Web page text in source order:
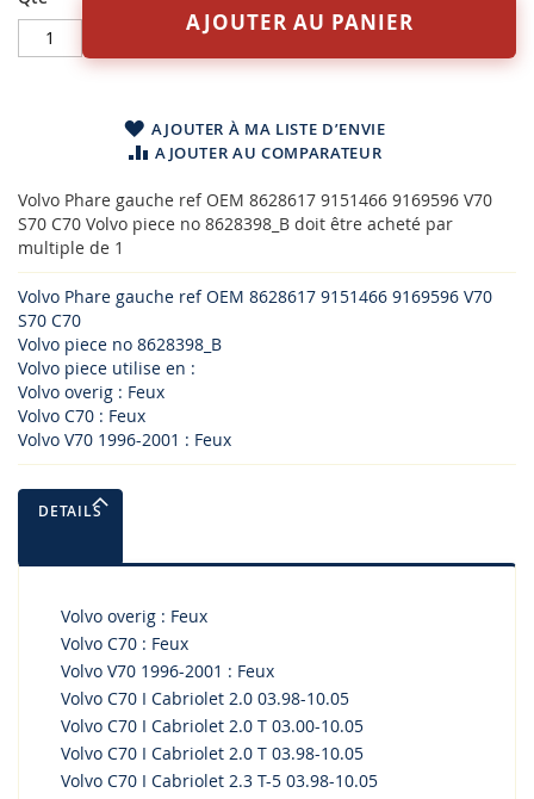
AJOUTER AU PANIER
AJOUTER À MA LISTE D’ENVIE
AJOUTER AU COMPARATEUR
Volvo Phare gauche ref OEM 8628617 9151466 9169596 V70
S70 C70 Volvo piece no 8628398_B doit être acheté par
multiple de 1
Volvo Phare gauche ref OEM 8628617 9151466 9169596 V70
S70 C70
Volvo piece no 8628398_B
Volvo piece utilise en :
Volvo overig : Feux
Volvo C70 : Feux
Volvo V70 1996-2001 : Feux
DETAILS
Volvo overig : Feux
Volvo C70 : Feux
Volvo V70 1996-2001 : Feux
Volvo C70 I Cabriolet 2.0 03.98-10.05
Volvo C70 I Cabriolet 2.0 T 03.00-10.05
Volvo C70 I Cabriolet 2.0 T 03.98-10.05
Volvo C70 I Cabriolet 2.3 T-5 03.98-10.05